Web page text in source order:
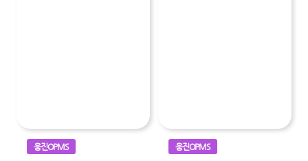
웅진OPMS 웅진OPMS